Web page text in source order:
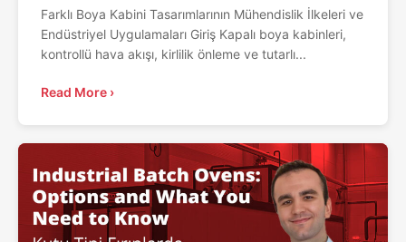
Farklı Boya Kabini Tasarımlarının Mühendislik İlkeleri ve
Endüstriyel Uygulamaları Giriş Kapalı boya kabinleri,
kontrollü hava akışı, kirlilik önleme ve tutarlı...
Read More ›